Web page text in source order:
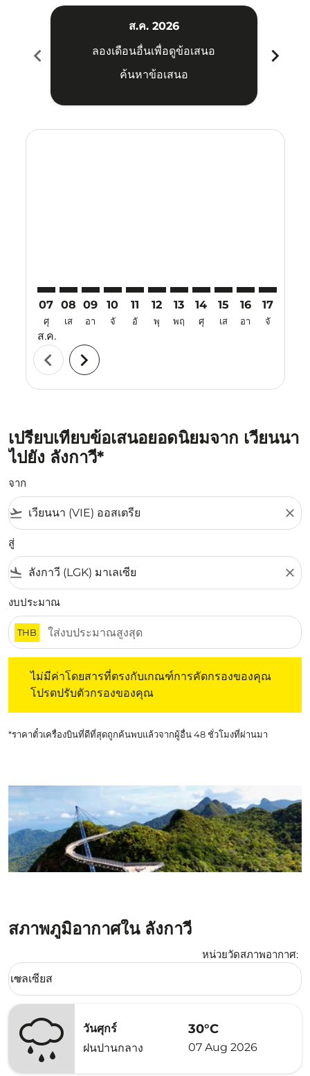
chevron_left
ส.ค. 2026
ลองเดือนอื่นเพื่อดูข้อเสนอ
ค้นหาข้อเสนอ
chevron_right
07
ศุ
ส.ค.
08
เส
09
อา
10
จั
11
อั
12
พุ
13
พฤ
14
ศุ
15
เส
16
อา
17
จั
chevron_left chevron_right
เปรียบเทียบข้อเสนอยอดนิยมจาก เวียนนา
ไปยัง ลังกาวี*
จาก
flight_takeoff close
สู่
flight_land close
งบประมาณ
THB
ไม่มีค่าโดยสารที่ตรงกับเกณฑ์การคัดกรองของคุณ
โปรดปรับตัวกรองของคุณ
*ราคาตั๋วเครื่องบินที่ดีที่สุดถูกค้นพบแล้วจากผู้อื่น 48 ชั่วโมงที่ผ่านมา
สภาพภูมิอากาศใน ลังกาวี
หน่วยวัดสภาพอากาศ:
Weather unit option เซลเซียส Selected
เซลเซียส
keyboard_arrow_down
วันศุกร์
ฝนปานกลาง
30°C
07 Aug 2026